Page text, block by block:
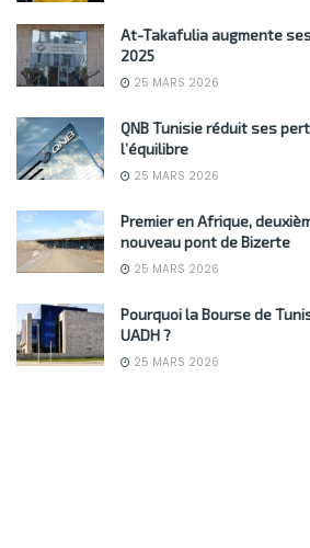
At-Takafulia augmente
2025
25 MARS 2026
QNB Tunisie réduit ses
l’équilibre
25 MARS 2026
Premier en Afrique,
nouveau pont de Bizerte
25 MARS 2026
Pourquoi la Bourse de
UADH ?
25 MARS 2026